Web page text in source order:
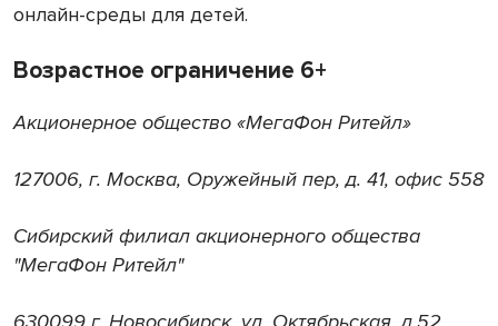
онлайн-среды для детей.
Возрастное ограничение 6+
Акционерное общество «МегаФон Ритейл»
127006, г. Москва, Оружейный пер, д. 41, офис 558
Сибирский филиал акционерного общества
"МегаФон Ритейл"